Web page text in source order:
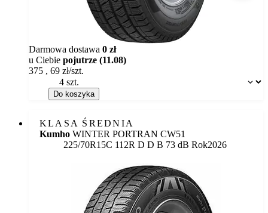
Dostępność:
Darmowa dostawa 0 zł
u Ciebie pojutrze (11.08)
375 , 69 zł/szt.
Do koszyka
KLASA ŚREDNIA
Kumho WINTER PORTRAN CW51
225/70R15C 112R Etykieta:
D D B 73 dB Rok2026